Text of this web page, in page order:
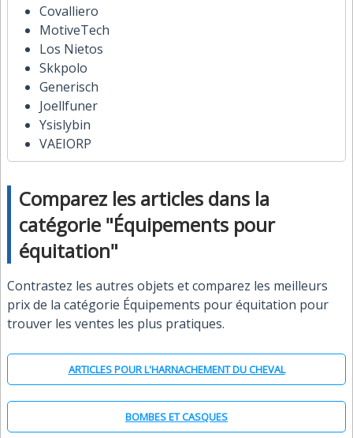
Covalliero
MotiveTech
Los Nietos
Skkpolo
Generisch
Joellfuner
Ysislybin
VAEIORP
Comparez les articles dans la
catégorie "Équipements pour
équitation"
Contrastez les autres objets et comparez les meilleurs
prix de la catégorie Équipements pour équitation pour
trouver les ventes les plus pratiques.
ARTICLES POUR L'HARNACHEMENT DU CHEVAL
BOMBES ET CASQUES